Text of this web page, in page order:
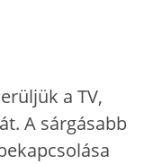
a TV,
A sárgásabb